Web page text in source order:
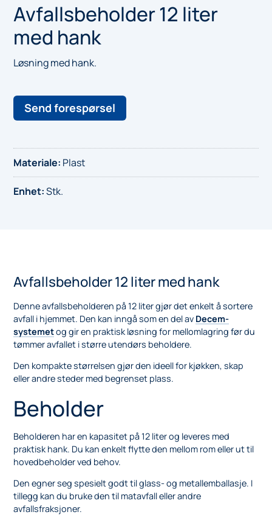
Avfallsbeholder 12 liter
med hank
Løsning med hank.
Send forespørsel
Materiale: Plast
Enhet:Stk.
Avfallsbeholder 12 liter med hank
Denne avfallsbeholderen på 12 liter gjør det enkelt å sortere
avfall i hjemmet. Den kan inngå som en del av Decem-
systemetog gir en praktisk løsning for mellomlagring før du
tømmer avfallet i større utendørs beholdere.
Den kompakte størrelsen gjør den ideell for kjøkken, skap
eller andre steder med begrenset plass.
Beholder
Beholderen har en kapasitet på 12 liter og leveres med
praktisk hank. Du kan enkelt flytte den mellom rom eller ut til
hovedbeholder ved behov.
Den egner seg spesielt godt til glass- og metallemballasje. I
tillegg kan du bruke den til matavfall eller andre
avfallsfraksjoner.